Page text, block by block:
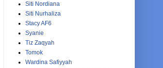
Siti Nordiana
Siti Nurhaliza
Stacy AF6
Syanie
Tiz Zaqyah
Tomok
Wardina Safiyyah